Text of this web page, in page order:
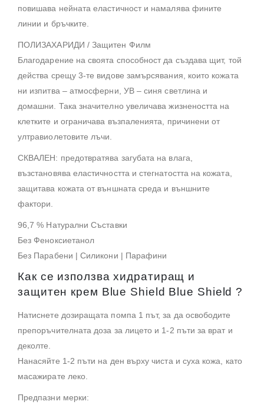
повишава нейната еластичност и намалява фините
линии и бръчките.
ПОЛИЗАХАРИДИ / Защитен Филм
Благодарение на своята способност да създава щит, той
действа срещу 3-те видове замърсявания, които кожата
ни изпитва – атмосферни, УВ – синя светлина и
домашни. Така значително увеличава жизнеността на
клетките и ограничава възпаленията, причинени от
ултравиолетовите лъчи.
СКВАЛЕН: предотвратява загубата на влага,
възстановява еластичността и стегнатостта на кожата,
защитава кожата от външната среда и външните
фактори.
96,7 % Натурални Съставки
Без Феноксиетанол
Без Парабени | Силикони | Парафини
Как се използва хидратиращ и
защитен крем Blue Shield Blue Shield ?
Натиснете дозиращата помпа 1 път, за да освободите
препоръчителната доза за лицето и 1-2 пъти за врат и
деколте.
Нанасяйте 1-2 пъти на ден върху чиста и суха кожа, като
масажирате леко.
Предпазни мерки: